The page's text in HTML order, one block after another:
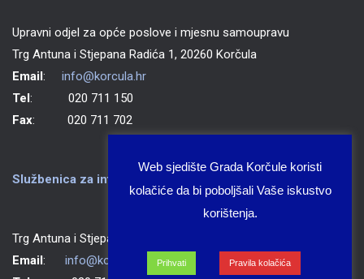
Upravni odjel za opće poslove i mjesnu samoupravu
Trg Antuna i Stjepana Radića 1, 20260 Korčula
Email : info@korcula.hr
Tel : 020 711 150
Fax: 020 711 702
Službenica za informiranje Grada Korčule
Trg Antuna i Stjepana Radića 1, 20260 Korčula
Email : info@korcula.hr
Web sjedište Grada Korčule koristi
kolačiće da bi poboljšali Vaše iskustvo
korištenja.
Prihvati Pravila kolačića